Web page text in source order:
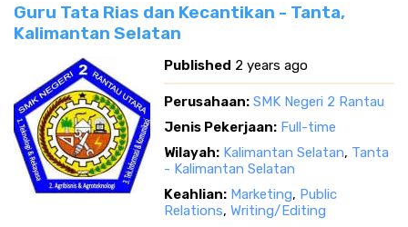
Guru Tata Rias dan Kecantikan - Tanta,
Kalimantan Selatan
Published 2 years ago
Perusahaan: SMK Negeri 2 Rantau
Jenis Pekerjaan: Full-time
Wilayah: Kalimantan Selatan, Tanta
- Kalimantan Selatan
Keahlian: Marketing, Public
Relations, Writing/Editing